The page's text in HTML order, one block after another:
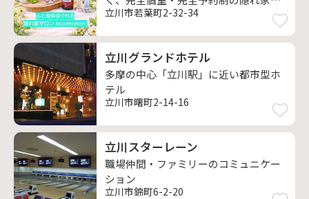
ロンです。
立川市若葉町2-32-34
立川グランドホテル
多摩の中心「立川駅」に近い都市型ホ
テル
立川市曙町2-14-16
立川スターレーン
職場仲間・ファミリーのコミュニケー
ション
立川市錦町6-2-20